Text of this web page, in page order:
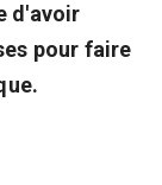
d'avoir
pour faire